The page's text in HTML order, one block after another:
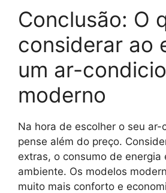
Conclusão: O
considerar ao
um ar-
moderno
Na hora de escolher o seu ar-
pense além do preço.
extras, o consumo de energia
ambiente. Os modelos
muito mais conforto e